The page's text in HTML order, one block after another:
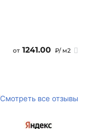
от 1241.00 ₽/ м2
Смотреть все отзывы